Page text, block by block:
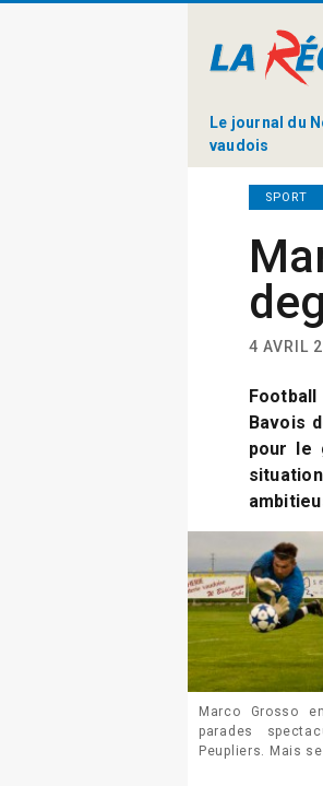
Le journal du
vaudois
SPORT
4 AVRIL
Bavois
pour le
Marco Grosso
parades
Peupliers. Mais